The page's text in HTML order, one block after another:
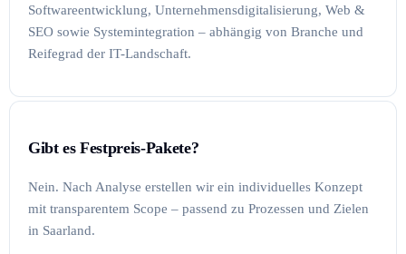
Softwareentwicklung, Unternehmensdigitalisierung, Web &
SEO sowie Systemintegration – abhängig von Branche und
Reifegrad der IT-Landschaft.
Gibt es Festpreis-Pakete?
Nein. Nach Analyse erstellen wir ein individuelles Konzept
mit transparentem Scope – passend zu Prozessen und Zielen
in Saarland.